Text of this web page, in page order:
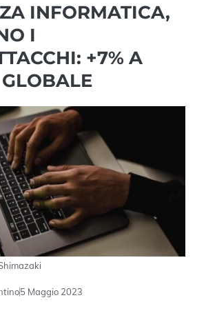
INFORMATICA,
I
+7% A
5 Maggio 2023